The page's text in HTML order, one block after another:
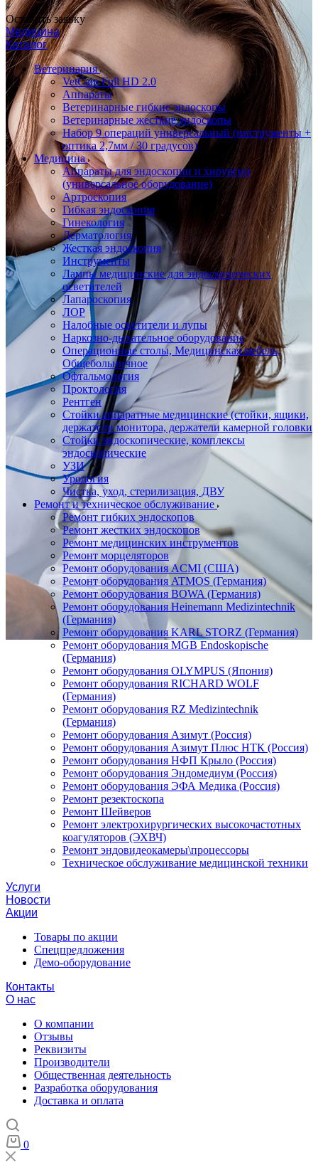
Оставить заявку
Медицина
Каталог
Ветеринария
VetCam Full HD 2.0
Аппараты
Ветеринарные гибкие эндоскопы
Ветеринарные жесткие эндоскопы
Набор 9 операций универсальный (инструменты +
оптика 2,7мм / 30 градусов)
Медицина
Аппараты для эндоскопии и хирургии
(универсальное оборудование)
Артроскопия
Гибкая эндоскопия
Гинекология
Дерматология
Жесткая эндоскопия
Инструменты
Лампы медицинские для эндоскопических
осветителей
Лапароскопия
ЛОР
Налобные осветители и лупы
Наркозно-дыхательное оборудование
Операционные столы, Медицинская мебель,
Общебольничное
Офтальмология
Проктология
Рентген
Стойки аппаратные медицинские (стойки, ящики,
держатели монитора, держатели камерной головки
Стойки эндоскопические, комплексы
эндоскопические
УЗИ
Урология
Чистка, уход, стерилизация, ДВУ
Ремонт и техническое обслуживание
Ремонт гибких эндоскопов
Ремонт жестких эндоскопов
Ремонт медицинских инструментов
Ремонт морцеляторов
Ремонт оборудования ACMI (США)
Ремонт оборудования ATMOS (Германия)
Ремонт оборудования BOWA (Германия)
Ремонт оборудования Heinemann Medizintechnik
(Германия)
Ремонт оборудования KARL STORZ (Германия)
Ремонт оборудования MGB Endoskopische
(Германия)
Ремонт оборудования OLYMPUS (Япония)
Ремонт оборудования RICHARD WOLF
(Германия)
Ремонт оборудования RZ Medizintechnik
(Германия)
Ремонт оборудования Азимут (Россия)
Ремонт оборудования Азимут Плюс НТК (Россия)
Ремонт оборудования НФП Крыло (Россия)
Ремонт оборудования Эндомедиум (Россия)
Ремонт оборудования ЭФА Медика (Россия)
Ремонт резектоскопа
Ремонт Шейверов
Ремонт электрохирургических высокочастотных
коагуляторов (ЭХВЧ)
Ремонт эндовидеокамеры\процессоры
Техническое обслуживание медицинской техники
Услуги
Новости
Акции
Товары по акции
Спецпредложения
Демо-оборудование
Контакты
О нас
О компании
Отзывы
Реквизиты
Производители
Общественная деятельность
Разработка оборудования
Доставка и оплата
0